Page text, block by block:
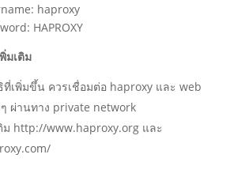
haproxy
HAPROXY
มเติม
ที่เพิ่มขึ้น ควรเชื่อมต่อ haproxy และ web
ผ่านทาง private network
ม http://www.haproxy.org และ